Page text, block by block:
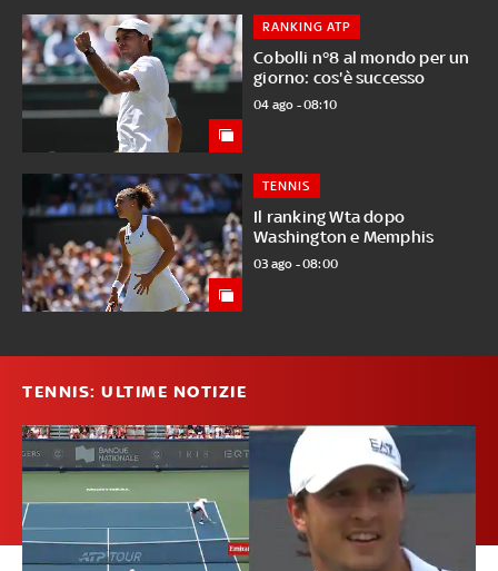
Cobolli n°8 al mondo per un
giorno: cos'è successo
RANKING ATP
04 ago - 08:10
Il ranking Wta dopo
Washington e Memphis
TENNIS
03 ago - 08:00
TENNIS: ULTIME NOTIZIE